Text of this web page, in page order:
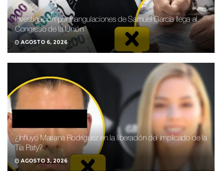
Investigación por triangulaciones de Samuel García llega al
Congreso de la Unión
AGOSTO 6, 2026
¿Influyó Mariana Rodríguez en la liberación del implicado de la
Tía Paty?
AGOSTO 3, 2026